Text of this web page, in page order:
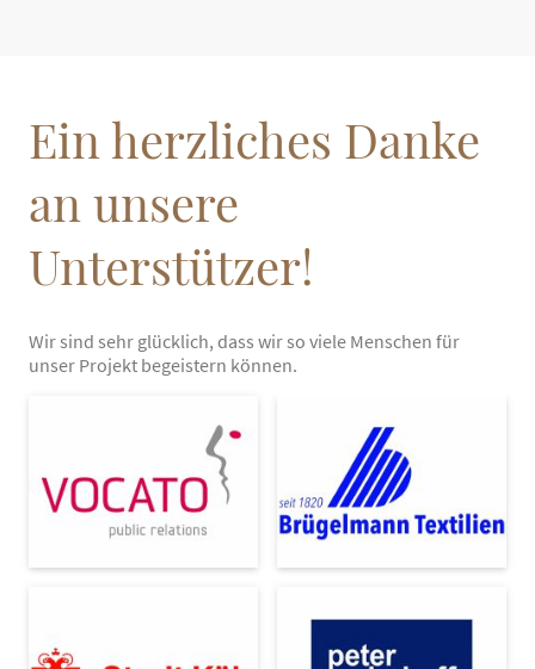
Ein herzliches Danke
an unsere
Unterstützer!
Wir sind sehr glücklich, dass wir so viele Menschen für
unser Projekt begeistern können.